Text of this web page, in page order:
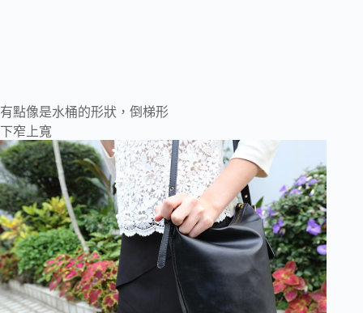
有點像是水桶的形狀，倒梯形
下窄上寬